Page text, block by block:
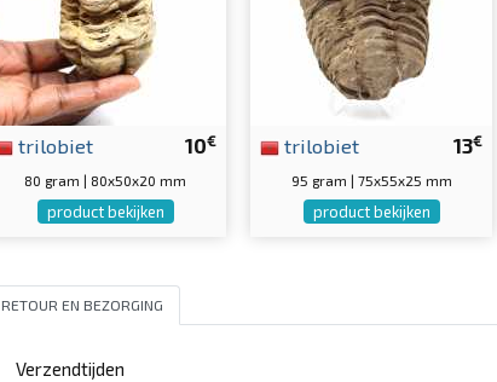
10€
trilobiet
80 gram | 80x50x20 mm
product bekijken
13€
trilobiet
95 gram | 75x55x25 mm
product bekijken
RETOUR EN BEZORGING
Verzendtijden